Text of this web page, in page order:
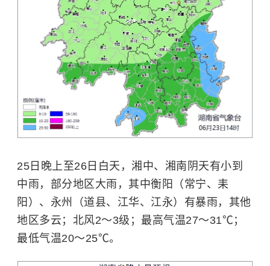
25日晚上至26日白天，湘中、湘南阴天有小到
中雨，部分地区大雨，其中衡阳（常宁、耒
阳）、永州（道县、江华、江永）有暴雨，其他
地区多云；北风2～3级；最高气温27～31℃；
最低气温20～25℃。